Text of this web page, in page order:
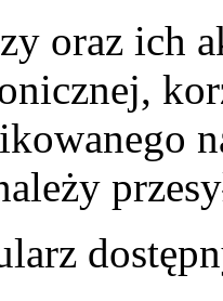
oraz ich